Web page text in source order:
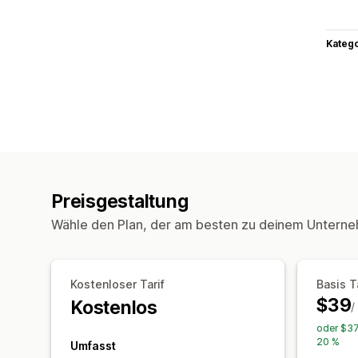
Preisgestaltung
Wähle den Plan, der am besten zu deinem
Kostenloser Tarif
Kostenlos
Umfasst
Basis
$39/
oder
20 %